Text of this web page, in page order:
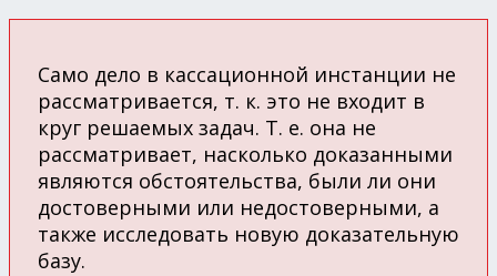
Само дело в кассационной инстанции не
рассматривается, т. к. это не входит в
круг решаемых задач. Т. е. она не
рассматривает, насколько доказанными
являются обстоятельства, были ли они
достоверными или недостоверными, а
также исследовать новую доказательную
базу.